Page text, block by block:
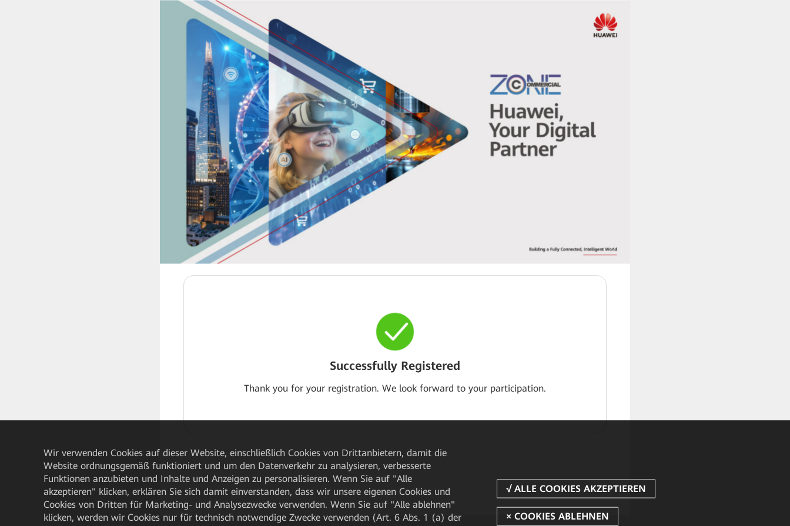
Successfully Registered
Thank you for your registration. We look forward to your participation.
Wir verwenden Cookies auf dieser Website, einschließlich Cookies von Drittanbietern, damit die
Website ordnungsgemäß funktioniert und um den Datenverkehr zu analysieren, verbesserte
Funktionen anzubieten und Inhalte und Anzeigen zu personalisieren. Wenn Sie auf "Alle
akzeptieren" klicken, erklären Sie sich damit einverstanden, dass wir unsere eigenen Cookies und
Cookies von Dritten für Marketing- und Analysezwecke verwenden. Wenn Sie auf "Alle ablehnen"
klicken, werden wir Cookies nur für technisch notwendige Zwecke verwenden (Art. 6 Abs. 1 (a) der